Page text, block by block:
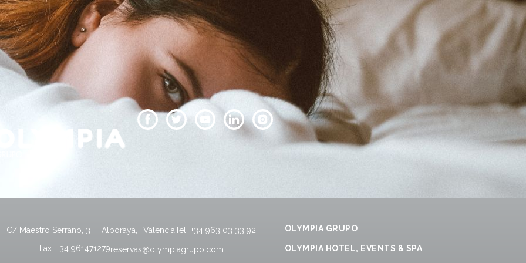
C/ Maestro Serrano, 3 . Alboraya, ValenciaTel: +34 963 03 33 92
Fax: +34 961471279reservas@olympiagrupo.com
OLYMPIA GRUPO
OLYMPIA HOTEL, EVENTS & SPA